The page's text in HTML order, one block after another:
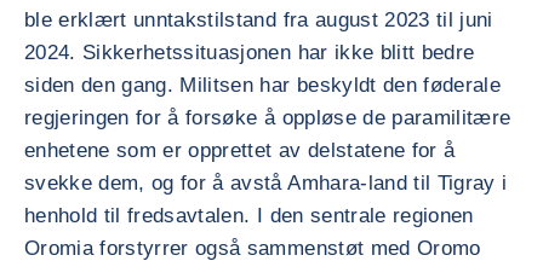
ble erklært unntakstilstand fra august 2023 til juni
2024. Sikkerhetssituasjonen har ikke blitt bedre
siden den gang. Militsen har beskyldt den føderale
regjeringen for å forsøke å oppløse de paramilitære
enhetene som er opprettet av delstatene for å
svekke dem, og for å avstå Amhara-land til Tigray i
henhold til fredsavtalen. I den sentrale regionen
Oromia forstyrrer også sammenstøt med Oromo